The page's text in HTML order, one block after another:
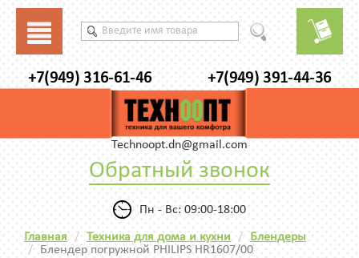
+7(949) 316-61-46 +7(949) 391-44-36
Technoopt.dn@gmail.com
Обратный звонок
Пн - Вс: 09:00-18:00
Главная Техника для дома и кухни
Блендеры
Блендер погружной PHILIPS HR1607/00